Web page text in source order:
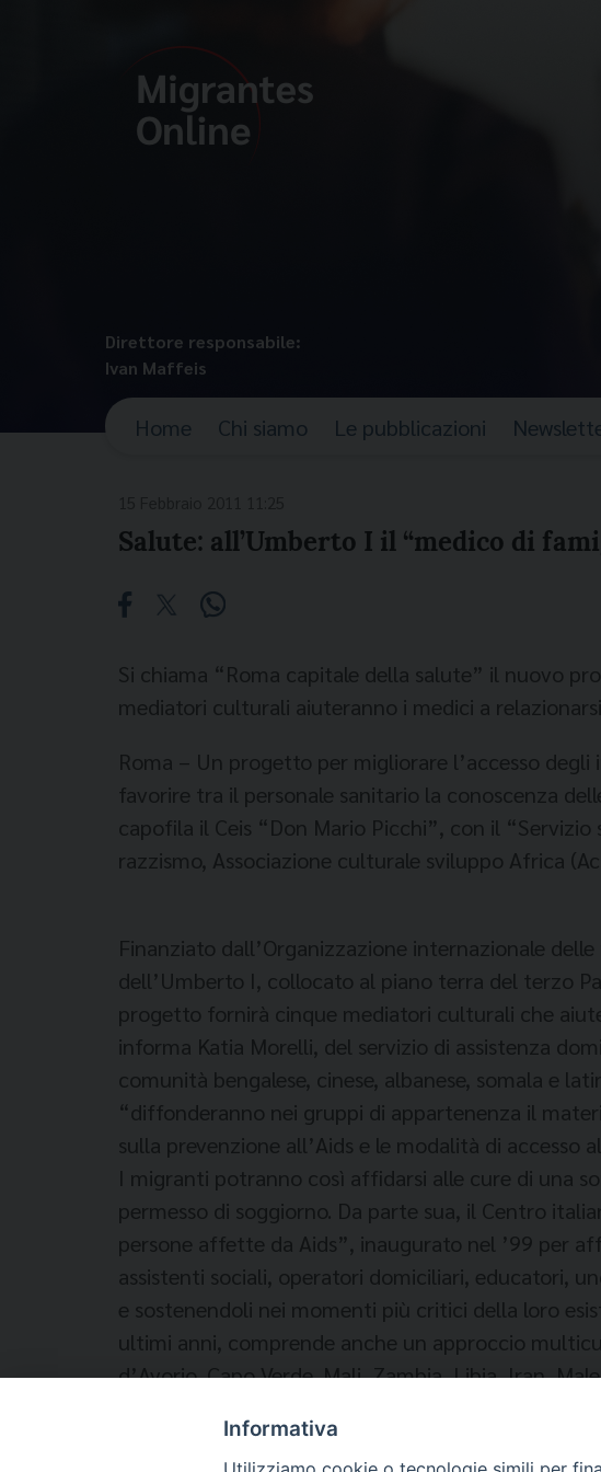
Direttore responsabile:
Ivan Maffeis
Home Chi siamo Le pubblicazioni
Salute: all’Umberto I il “medico di
Si chiama “Roma capitale della salute” il nuovo
mediatori culturali aiuteranno i medici a
Roma – Un progetto per migliorare l’accesso
favorire tra il personale sanitario la conoscenza
capofila il Ceis “Don Mario Picchi”, con il
razzismo, Associazione culturale sviluppo Africa
Finanziato dall’Organizzazione internazionale
dell’Umberto I, collocato al piano terra del terzo
progetto fornirà cinque mediatori culturali che
informa Katia Morelli, del servizio di assistenza
comunità bengalese, cinese, albanese, somala e
“diffonderanno nei gruppi di appartenenza il
sulla prevenzione all’Aids e le modalità di accesso
I migranti potranno così affidarsi alle cure di una
permesso di soggiorno. Da parte sua, il Centro
persone affette da Aids”, inaugurato nel ’99 per
assistenti sociali, operatori domiciliari, educatori,
e sostenendoli nei momenti più critici della loro
ultimi anni, comprende anche un approccio
d’Avorio, Capo Verde, Mali, Zambia, Libia, Iran,
Informativa